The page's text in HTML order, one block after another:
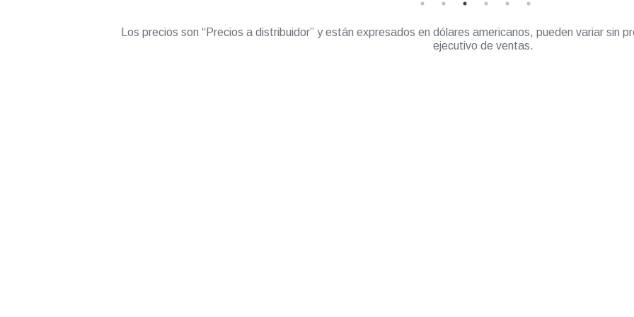
Los precios son “Precios a distribuidor” y están expresados en dólares americanos, pueden variar sin
ejecutivo de ventas.